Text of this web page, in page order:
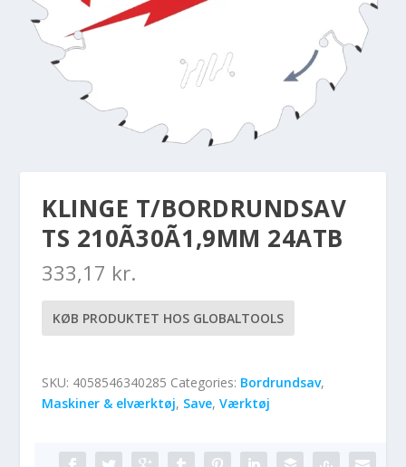
KLINGE T/BORDRUNDSAV
TS 210Ã30Ã1,9MM 24ATB
333,17 kr.
KØB PRODUKTET HOS GLOBALTOOLS
SKU: 4058546340285 Categories: Bordrundsav,
Maskiner & elværktøj, Save,Værktøj